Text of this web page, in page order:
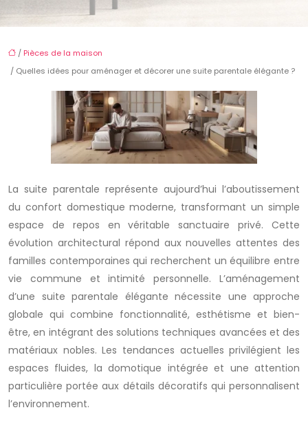
/ Pièces de la maison
/ Quelles idées pour aménager et décorer une suite parentale élégante ?
La suite parentale représente aujourd’hui l’aboutissement
du confort domestique moderne, transformant un simple
espace de repos en véritable sanctuaire privé. Cette
évolution architectural répond aux nouvelles attentes des
familles contemporaines qui recherchent un équilibre entre
vie commune et intimité personnelle. L’aménagement
d’une suite parentale élégante nécessite une approche
globale qui combine fonctionnalité, esthétisme et bien-
être, en intégrant des solutions techniques avancées et des
matériaux nobles. Les tendances actuelles privilégient les
espaces fluides, la domotique intégrée et une attention
particulière portée aux détails décoratifs qui personnalisent
l’environnement.